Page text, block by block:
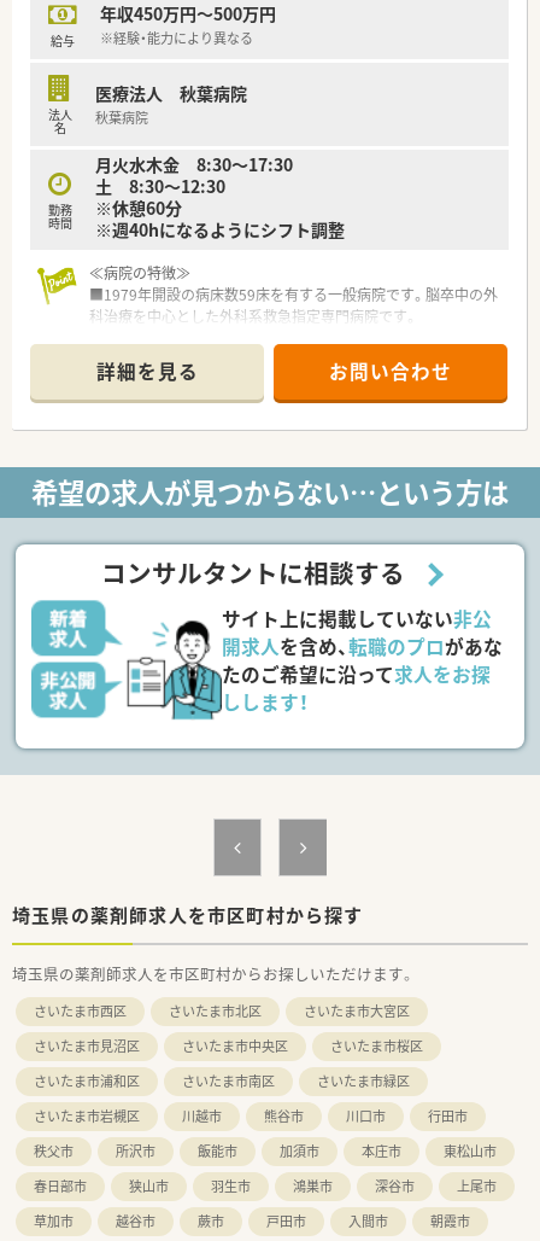
給与
年収450万円～500万円
※経験・能力により異なる
法人
名
医療法人 秋葉病院
秋葉病院
勤務
時間
月火水木金 8:30～17:30
土 8:30～12:30
※休憩60分
※週40hになるようにシフト調整
≪病院の特徴≫
■1979年開設の病床数59床を有する一般病院です。脳卒中の外
科治療を中心とした外科系救急指定専門病院です。
する「頭の病院」として地域医療の一翼を担っています。
■「脳脊髄液減少症」の治療や、脊髄の変性疾患や椎間板ヘルニ
アなど脊髄外科分野にも強みがあります。
■予防医学の面では、埼玉県内でも数少ない脳ドックの出来る病
■くも膜下出血、脳出血、脳梗塞、脳腫瘍を専門とし、24時間対応
可能な体制を取っております。
ライベートとの両立も可能です！
■長期連休時は当番制出勤がございますが、普段は残業もほとん
どなく、メリハリを持って働ける環境です！
≪周辺環境について≫
■埼京線・武蔵野線の2つの路線を有する「武蔵浦和駅」から徒歩
10分の立地です。
ので通勤の際も安心です。
■病院近くにはスーパー、コンビニなどがありちょっとしたお買
≪こんな方にオススメ！≫
★地域医療に貢献できる環境でお仕事をしたい方！
★病院経験を活かしたい方！
詳細を見る お問い合わせ
希望の求人が見つからない…という方は
コンサルタントに相談する
サイト上に掲載していない非公
開求人を含め、転職のプロがあな
たのご希望に沿って求人をお探
しします！
埼玉県の薬剤師求人を市区町村から探す
埼玉県の薬剤師求人を市区町村からお探しいただけます。
さいたま市西区 さいたま市北区
さいたま市大宮区
さいたま市見沼区
さいたま市中央区
さいたま市桜区
さいたま市浦和区
さいたま市南区
さいたま市緑区
さいたま市岩槻区
川越市 熊谷市 川口市
行田市
秩父市
所沢市 飯能市 加須市 本庄市
東松山市
春日部市
狭山市 羽生市 鴻巣市 深谷市
上尾市
草加市
越谷市 蕨市 戸田市 入間市 朝霞市